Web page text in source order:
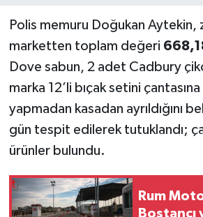
Polis memuru Doğukan Aytekin,
marketten toplam değeri
Dove sabun, 2 adet Cadbury
marka 12’li bıçak setini
yapmadan kasadan ayrıldığını
gün tespit edilerek tutuklandı;
ürünler bulundu.
Rum